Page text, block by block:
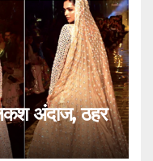
अंदाज, ठहर